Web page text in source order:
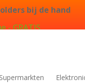
bij de hand
- GRATIS
Supermarkten